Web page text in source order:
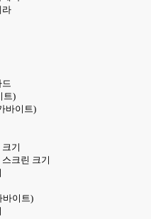
라
트)
바이트)
기
크린 크기
바이트)